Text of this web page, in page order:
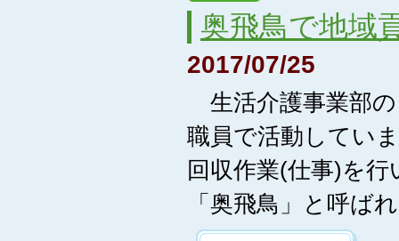
奥飛鳥で地域
2017/07/25
生活介護事業部
職員で活動してい
回収作業(仕事)を
「奥飛鳥」と呼ば